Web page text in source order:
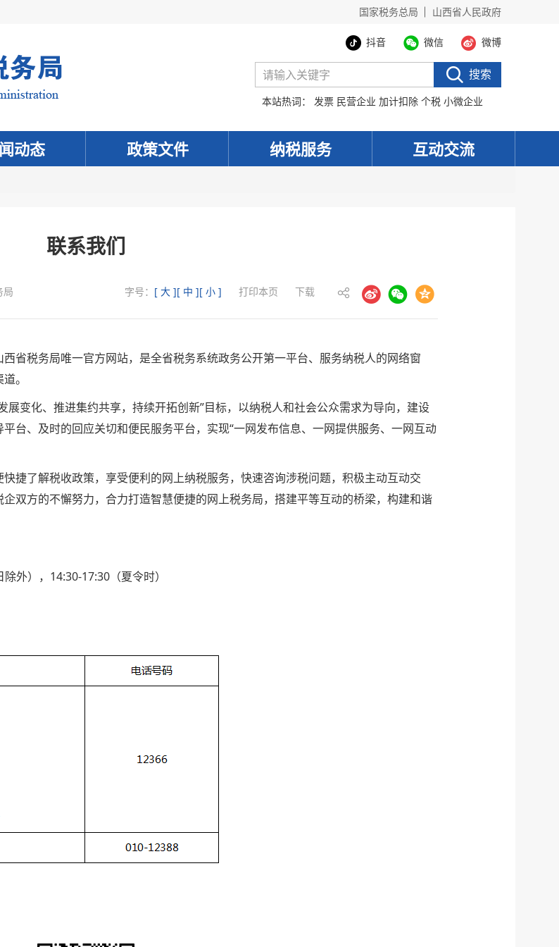
国家税务总局 山西省人民政府
抖音 微信 微博
搜索
本站热词： 发票 民营企业 加计扣除 个税 小微企业
动态 政策文件 纳税服务 互动交流
联系我们
局 字号： [ 大 ][ 中 ][ 小 ] 打印本页 下载
税务局唯一官方网站，是全省税务系统政务公开第一平台、服务纳税人的网络窗
。
变化、推进集约共享，持续开拓创新”目标，以纳税人和社会公众需求为导向，建设
台、及时的回应关切和便民服务平台，实现“一网发布信息、一网提供服务、一网互动
了解税收政策，享受便利的网上纳税服务，快速咨询涉税问题，积极主动互动交
双方的不懈努力，合力打造智慧便捷的网上税务局，搭建平等互动的桥梁，构建和谐
），14:30-17:30（夏令时）